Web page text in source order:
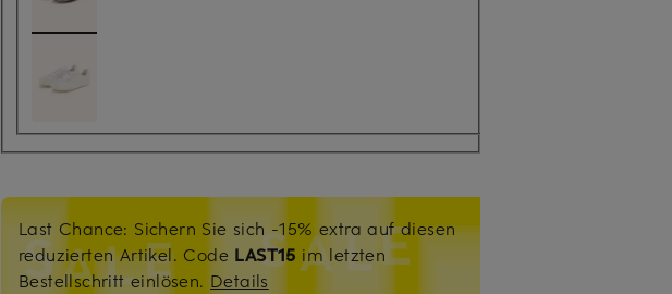
Last Chance: Sichern Sie sich -15% extra auf diesen
reduzierten Artikel. Code LAST15 im letzten
Bestellschritt einlösen. Details